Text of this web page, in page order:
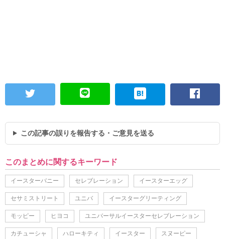
この記事の誤りを報告する・ご意見を送る
このまとめに関するキーワード
イースターバニー セレブレーション イースターエッグ
セサミストリート ユニバ イースターグリーティング
モッピー ヒヨコ ユニバーサルイースターセレブレーション
カチューシャ ハローキティ イースター スヌーピー